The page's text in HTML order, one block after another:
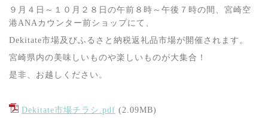
９月４日～１０月２８日の午前８時～午後７時の間、宮崎空
港ANAカウンター前ショップにて、
Dekitate市場及びふるさと納税返礼品市場が開催されます。
宮崎県内の美味しいものや楽しいものが大集合！
是非、お越しください。
Dekitate市場チラシ.pdf (2.09MB)